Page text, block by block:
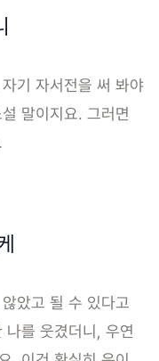
기 자서전을 써 봐야
말이지요. 그러면
았고 될 수 있다고
나를 웃겼더니, 우연